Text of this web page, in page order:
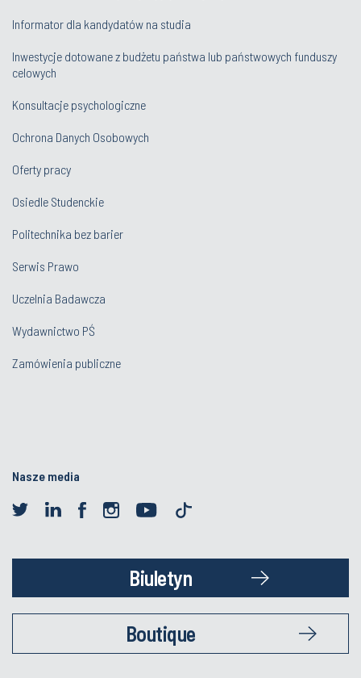
Informator dla kandydatów na studia
Inwestycje dotowane z budżetu państwa lub państwowych funduszy
celowych
Konsultacje psychologiczne
Ochrona Danych Osobowych
Oferty pracy
Osiedle Studenckie
Politechnika bez barier
Serwis Prawo
Uczelnia Badawcza
Wydawnictwo PŚ
Zamówienia publiczne
Nasze media
Biuletyn
Boutique